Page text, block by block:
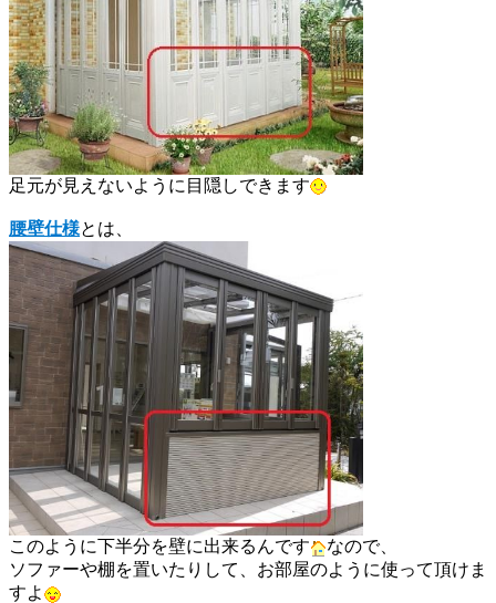
足元が見えないように目隠しできます
腰壁仕様とは、
このように下半分を壁に出来るんです
なので、
ソファーや棚を置いたりして、お部屋のように使って頂けま
すよ